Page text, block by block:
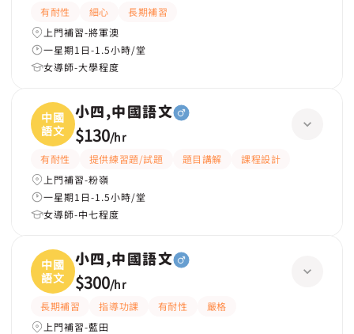
有耐性 細心
長期補習
上門補習-將軍澳
一星期1日-1.5小時/堂
女導師-大學程度
中國
語文
小四,中國語文
$130/hr
有耐性 提供練習題/試題 題目講解
課程設計
上門補習-粉嶺
一星期1日-1.5小時/堂
女導師-中七程度
中國
語文
小四,中國語文
$300/hr
長期補習 指導功課 有耐性
嚴格
上門補習-藍田